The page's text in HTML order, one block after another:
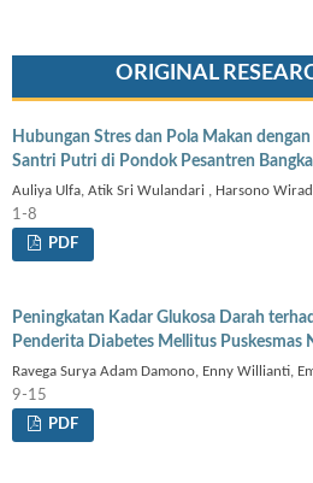
ORIGINAL
Hubungan Stres dan Pola Makan
Santri Putri di Pondok Pesantren
Auliya Ulfa, Atik Sri Wulandari , Harsono
1-8
PDF
Peningkatan Kadar Glukosa Darah
Penderita Diabetes Mellitus Puskesmas
Ravega Surya Adam Damono, Enny Willianti,
9-15
PDF